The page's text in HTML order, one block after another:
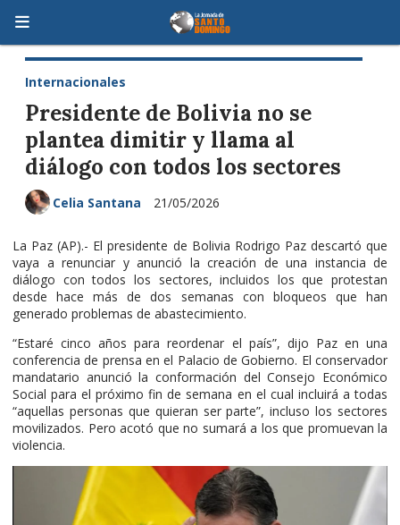
Presidente de Bolivia no se
plantea dimitir y llama al
diálogo con todos los sectores
Internacionales
21/05/2026
Celia Santana
La Paz (AP).- El presidente de Bolivia Rodrigo Paz descartó que
vaya a renunciar y anunció la creación de una instancia de
diálogo con todos los sectores, incluidos los que protestan
desde hace más de dos semanas con bloqueos que han
generado problemas de abastecimiento.
“Estaré cinco años para reordenar el país”, dijo Paz en una
conferencia de prensa en el Palacio de Gobierno. El conservador
mandatario anunció la conformación del Consejo Económico
Social para el próximo fin de semana en el cual incluirá a todas
“aquellas personas que quieran ser parte”, incluso los sectores
movilizados. Pero acotó que no sumará a los que promuevan la
violencia.